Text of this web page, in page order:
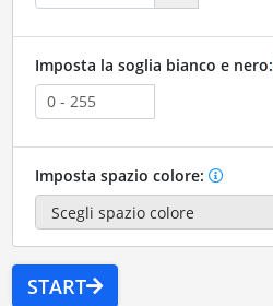
Imposta la soglia bianco e nero:
Imposta spazio colore:
START